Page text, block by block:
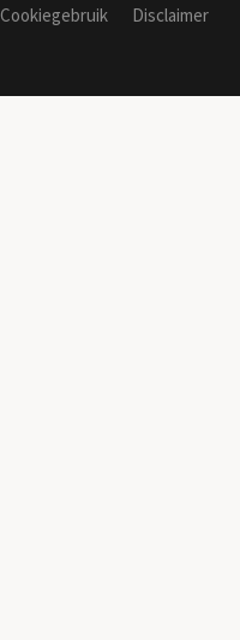
Cookiegebruik
Disclaimer